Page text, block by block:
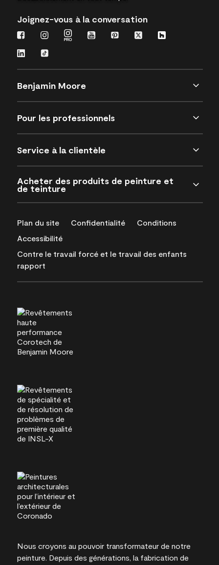
Joignez-vous à la conversation
Benjamin Moore
Pour les professionnels
Service à la clientèle
Acheter des produits de peinture et
de teinture
Plan du site Confidentialité
Conditions
Accessibilité
Contre le travail forcé et le travail des enfants
rapport
Nous croyons au pouvoir transformateur de notre
peinture. Depuis des générations, la fabrication de